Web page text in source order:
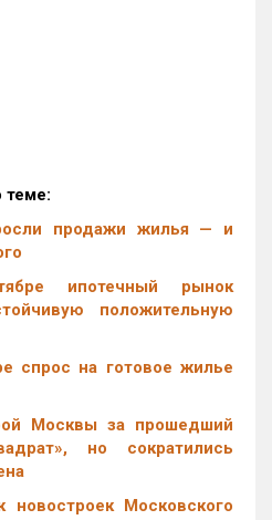
теме:
продажи жилья — и
ипотечный рынок
положительную
спрос на готовое жилье
Москвы за прошедший
но сократились
Московского